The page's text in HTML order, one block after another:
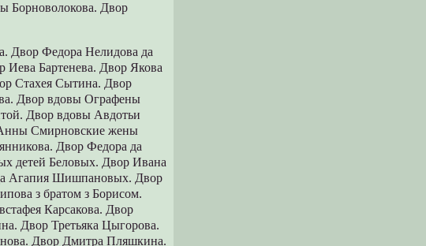
Боpноволокова. Двоp
Двоp Федоpа Нелидова да
Иева Баpтенева. Двоp Якова
Стахея Сытина. Двоp
Двор вдовы Ографены
Двор вдовы Авдотьи
Смирновские жены
Двор Федора да
детей Беловых. Двор Ивана
Агапия Шишпановых. Двор
з братом з Борисом.
Карсакова. Двор
Двор Третьяка Цыгорова.
Двор Дмитра Пляшкина.